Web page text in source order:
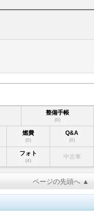
整備手帳
(0)
燃費
(0)
Q&A
(0)
フォト
(4)
中古車
ページの先頭へ ▲